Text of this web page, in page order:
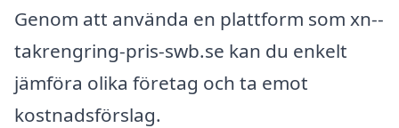
Genom att använda en plattform som xn--
takrengring-pris-swb.se kan du enkelt
jämföra olika företag och ta emot
kostnadsförslag.